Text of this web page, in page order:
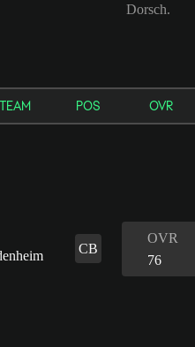
Dorsch.
TEAM POS OVR
CB
OVR
76